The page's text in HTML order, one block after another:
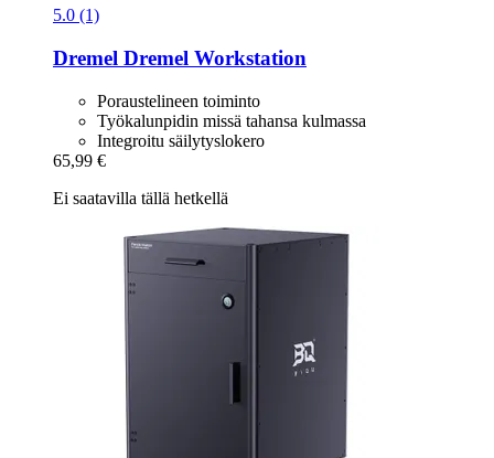
5.0 (1)
Dremel Dremel Workstation
Poraustelineen toiminto
Työkalunpidin missä tahansa kulmassa
Integroitu säilytyslokero
65,99 €
Ei saatavilla tällä hetkellä